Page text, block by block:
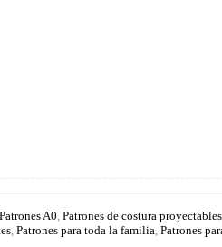
Patrones A0 Patrones de costura proyectables
Patrones para toda la familia Patrones